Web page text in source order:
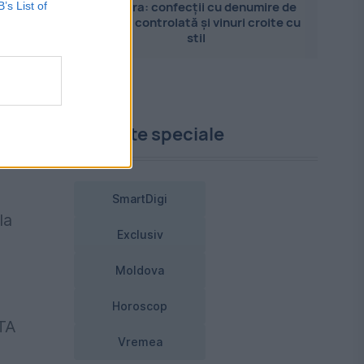
List of
Pandora: confecții cu denumire de
origine controlată și vinuri croite cu
stil
Proiecte speciale
SmartDigi
Exclusiv
Moldova
Horoscop
Vremea